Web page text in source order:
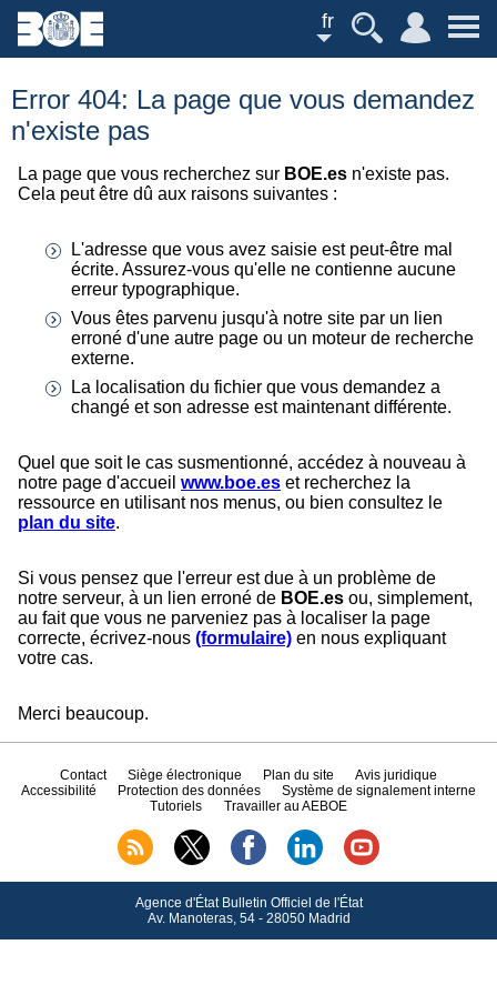
fr
Error 404: La page que vous demandez
n'existe pas
La page que vous recherchez sur BOE.es n'existe pas.
Cela peut être dû aux raisons suivantes :
L'adresse que vous avez saisie est peut-être mal
écrite. Assurez-vous qu'elle ne contienne aucune
erreur typographique.
Vous êtes parvenu jusqu'à notre site par un lien
erroné d'une autre page ou un moteur de recherche
externe.
La localisation du fichier que vous demandez a
changé et son adresse est maintenant différente.
Quel que soit le cas susmentionné, accédez à nouveau à
notre page d'accueil www.boe.es et recherchez la
ressource en utilisant nos menus, ou bien consultez le
plan du site.
Si vous pensez que l'erreur est due à un problème de
notre serveur, à un lien erroné de BOE.es ou, simplement,
au fait que vous ne parveniez pas à localiser la page
correcte, écrivez-nous (formulaire) en nous expliquant
votre cas.
Merci beaucoup.
Contact Siège électronique Plan du site
Avis juridique
Accessibilité
Protection des données
Système de signalement interne
Tutoriels
Travailler au AEBOE
Agence d'État Bulletin Officiel de l'État
Av.Manoteras, 54 - 28050 Madrid